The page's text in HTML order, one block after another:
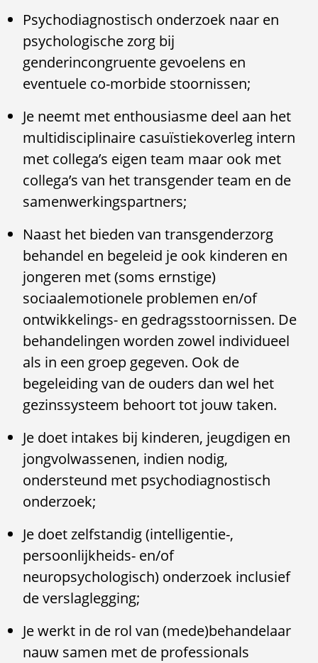
Psychodiagnostisch onderzoek naar en
psychologische zorg bij
genderincongruente gevoelens en
eventuele co-morbide stoornissen;
Je neemt met enthousiasme deel aan het
multidisciplinaire casuïstiekoverleg intern
met collega’s eigen team maar ook met
collega’s van het transgender team en de
samenwerkingspartners;
Naast het bieden van transgenderzorg
behandel en begeleid je ook kinderen en
jongeren met (soms ernstige)
sociaalemotionele problemen en/of
ontwikkelings- en gedragsstoornissen. De
behandelingen worden zowel individueel
als in een groep gegeven. Ook de
begeleiding van de ouders dan wel het
gezinssysteem behoort tot jouw taken.
Je doet intakes bij kinderen, jeugdigen en
jongvolwassenen, indien nodig,
ondersteund met psychodiagnostisch
onderzoek;
Je doet zelfstandig (intelligentie-,
persoonlijkheids- en/of
neuropsychologisch) onderzoek inclusief
de verslaglegging;
Je werkt in de rol van (mede)behandelaar
nauw samen met de professionals